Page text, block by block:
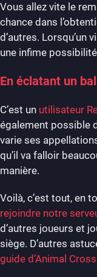
Vous allez vite le
chance dans
d’autres. Lorsqu’un
une infime
En éclatant un
C’est un utilisateur
également possible
varie ses
qu’il va falloir
manière.
Voilà, c’est tout, en
rejoindre notre
d’autres joueurs et
siège. D’autres
guide d’Animal